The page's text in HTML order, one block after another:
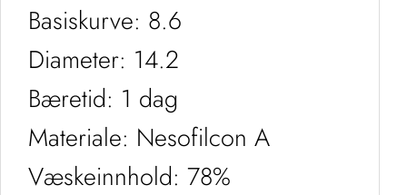
Basiskurve: 8.6
Diameter: 14.2
Bæretid: 1 dag
Materiale: Nesofilcon A
Væskeinnhold: 78%